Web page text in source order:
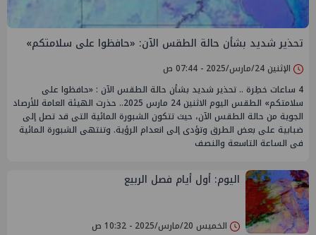
تحذير شديد بشأن حالة الطقس الآن: «حافظوا على سلامتكم»
الإثنين 24/مارس/2025 - 07:44 ص
4 ساعات خطِرة .. تحذير شديد بشأن حالة الطقس الآن : «حافظوا على
سلامتكم» الطقس اليوم الاثنين 24 مارس 2025.. حذرت الهيئة العامة للأرصاد
الجوية من حالة الطقس الآن، حيث تتكون الشبورة المائية التى قد تصل إلى
ضبابية على بعض الطرق وتؤدى إلى انعدام الرؤية. وتنتهى الشبورة المائية
فى الساعة التاسعة والنصف
اليوم: أول أيام فصل الربيع
الخميس 20/مارس/2025 - 10:32 ص